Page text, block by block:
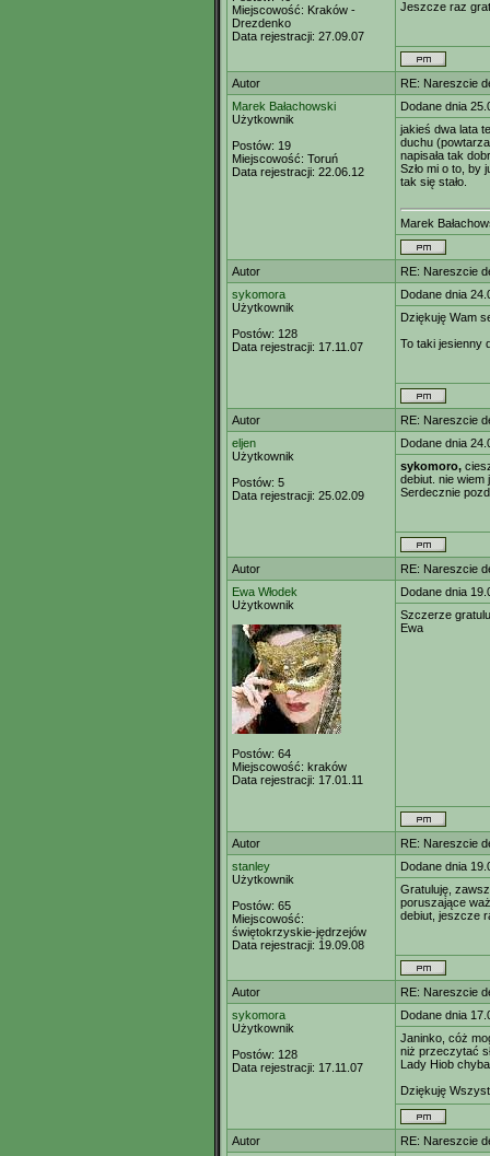
Miejscowość: Kraków -
Drezdenko
Data rejestracji: 27.09.07
Jeszcze raz
Autor
RE: Nareszcie
Marek Bałachowski
Użytkownik
Postów: 19
Miejscowość: Toruń
Data rejestracji: 22.06.12
Dodane dnia
jakieś dwa lata
duchu
napisała tak
Szło mi o to, by
tak się stało.
Marek
Autor
RE: Nareszcie
sykomora
Użytkownik
Postów: 128
Data rejestracji: 17.11.07
Dodane dnia
Dziękuję Wam
To taki jesienny
Autor
RE: Nareszcie
eljen
Użytkownik
Postów: 5
Data rejestracji: 25.02.09
Dodane dnia
sykomoro,
debiut. nie
Serdecznie
Autor
RE: Nareszcie
Ewa Włodek
Użytkownik
Postów: 64
Miejscowość: kraków
Data rejestracji: 17.01.11
Dodane dnia
Szczerze
Ewa
Autor
RE: Nareszcie
stanley
Użytkownik
Postów: 65
Miejscowość:
świętokrzyskie-jędrzejów
Data rejestracji: 19.09.08
Dodane dnia
Gratuluję,
poruszające
debiut, jeszcze
Autor
RE: Nareszcie
sykomora
Użytkownik
Postów: 128
Data rejestracji: 17.11.07
Dodane dnia
Janinko, cóż
niż przeczytać
Lady Hiob
Dziękuję
Autor
RE: Nareszcie